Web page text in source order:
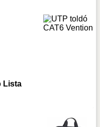
Lista